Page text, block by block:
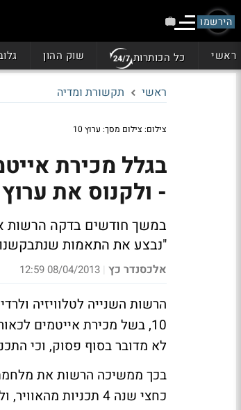
הירשמו
ראשי כל הכותרות שוק ההון
ראשי תקשורת ומדיה
צילום: צילום מסך: ערוץ 10
- ולקנוס את ערוץ 10
"נבצע את התאמות
אלכסנדר כץ |
08/04/2013 12:59
הרשות השנייה לטלוויזיה
לא מדובר בסוף פסוק, וכי התכנית - כך
בכך ממשיכה הרשות את
כחצי שנה 4 תכניות מהאוויר, ולקנוס את 'קשת', 'רשת' וערוץ 10 במאות אלפי שקלים כל אחד.